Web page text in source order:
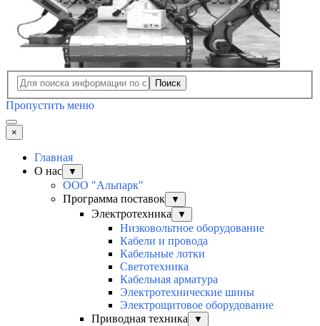
Поиск
Пропустить меню
×
Главная
О нас
▼
ООО "Альпарк"
Программа поставок
▼
Электротехника ▼
Низковольтное оборудование
Кабели и провода
Кабельные лотки
Светотехника
Кабельная арматура
Электротехнические шины
Электрощитовое оборудование
Приводная техника
▼